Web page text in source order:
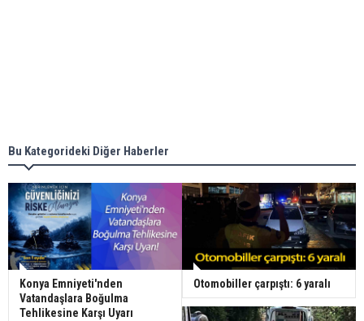
Bu Kategorideki Diğer Haberler
Konya Emniyeti'nden
Vatandaşlara Boğulma
Tehlikesine Karşı Uyarı
Otomobiller çarpıştı: 6 yaralı